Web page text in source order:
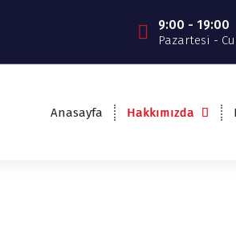
9:00 - 19:00
Pazartesi -
Anasayfa Hakkımızda